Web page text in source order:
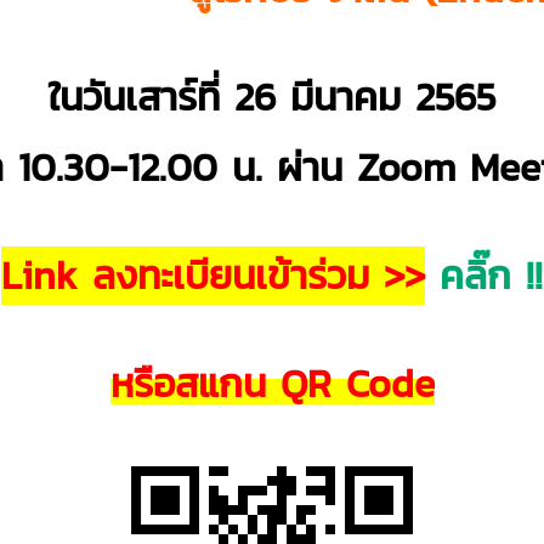
ในวันเสาร์ที่ 26 มีนาคม 2565
10.30-12.00 น. ผ่าน Zoom
Link ลงทะเบียนเข้าร่วม >> คลิ๊ก !!
หรือสแกน QR Code